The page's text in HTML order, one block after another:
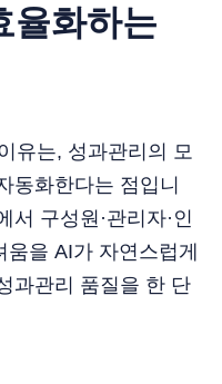
율화하는
유는, 성과관리의 모
동화한다는 점입니
구성원·관리자·인
움을 AI가 자연스럽게
과관리 품질을 한 단